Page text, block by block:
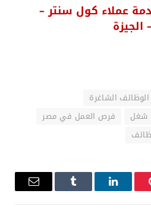
عملاء كول سنتر –
الشاغرة
شغل
فرص العمل في مصر
لينكدإن Tumblr
البريد